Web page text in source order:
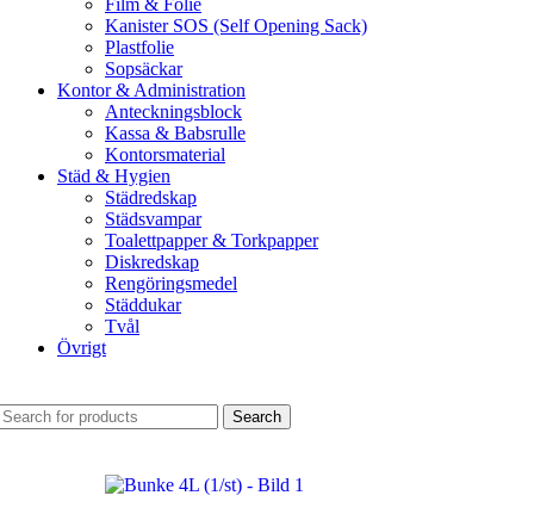
Film & Folie
Kanister SOS (Self Opening Sack)
Plastfolie
Sopsäckar
Kontor & Administration
Anteckningsblock
Kassa & Babsrulle
Kontorsmaterial
Städ & Hygien
Städredskap
Städsvampar
Toalettpapper & Torkpapper
Diskredskap
Rengöringsmedel
Städdukar
Tvål
Övrigt
Search